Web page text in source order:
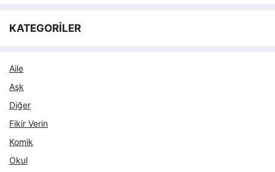
KATEGORİLER
Aile
Aşk
Diğer
Fikir Verin
Komik
Okul